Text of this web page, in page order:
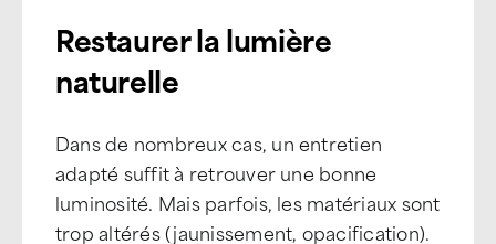
Restaurer la lumière
naturelle
Dans de nombreux cas, un entretien
adapté suffit à retrouver une bonne
luminosité. Mais parfois, les matériaux sont
trop altérés (jaunissement, opacification).